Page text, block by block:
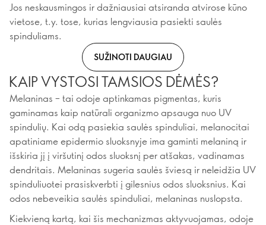
Jos neskausmingos ir dažniausiai atsiranda atvirose kūno
vietose, t.y. tose, kurias lengviausia pasiekti saulės
spinduliams.
SUŽINOTI DAUGIAU
KAIP VYSTOSI TAMSIOS DĖMĖS?
Melaninas – tai odoje aptinkamas pigmentas, kuris
gaminamas kaip natūrali organizmo apsauga nuo UV
spindulių. Kai odą pasiekia saulės spinduliai, melanocitai
apatiniame epidermio sluoksnyje ima gaminti melaniną ir
išskiria jį į viršutinį odos sluoksnį per atšakas, vadinamas
dendritais. Melaninas sugeria saulės šviesą ir neleidžia UV
spinduliuotei prasiskverbti į gilesnius odos sluoksnius. Kai
odos nebeveikia saulės spinduliai, melaninas nuslopsta.
Kiekvieną kartą, kai šis mechanizmas aktyvuojamas, odoje